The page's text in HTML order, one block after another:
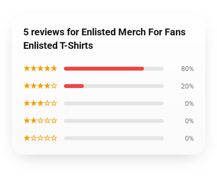
5 reviews for Enlisted Merch For Fans
Enlisted T-Shirts
★★★★★ 80%
★★★★☆ 20%
★★★☆☆ 0%
★★☆☆☆ 0%
★☆☆☆☆ 0%